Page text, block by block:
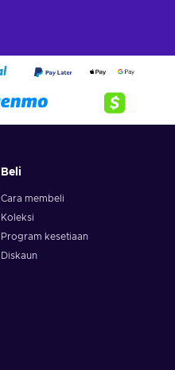
Beli
Cara membeli
Koleksi
Program kesetiaan
Diskaun